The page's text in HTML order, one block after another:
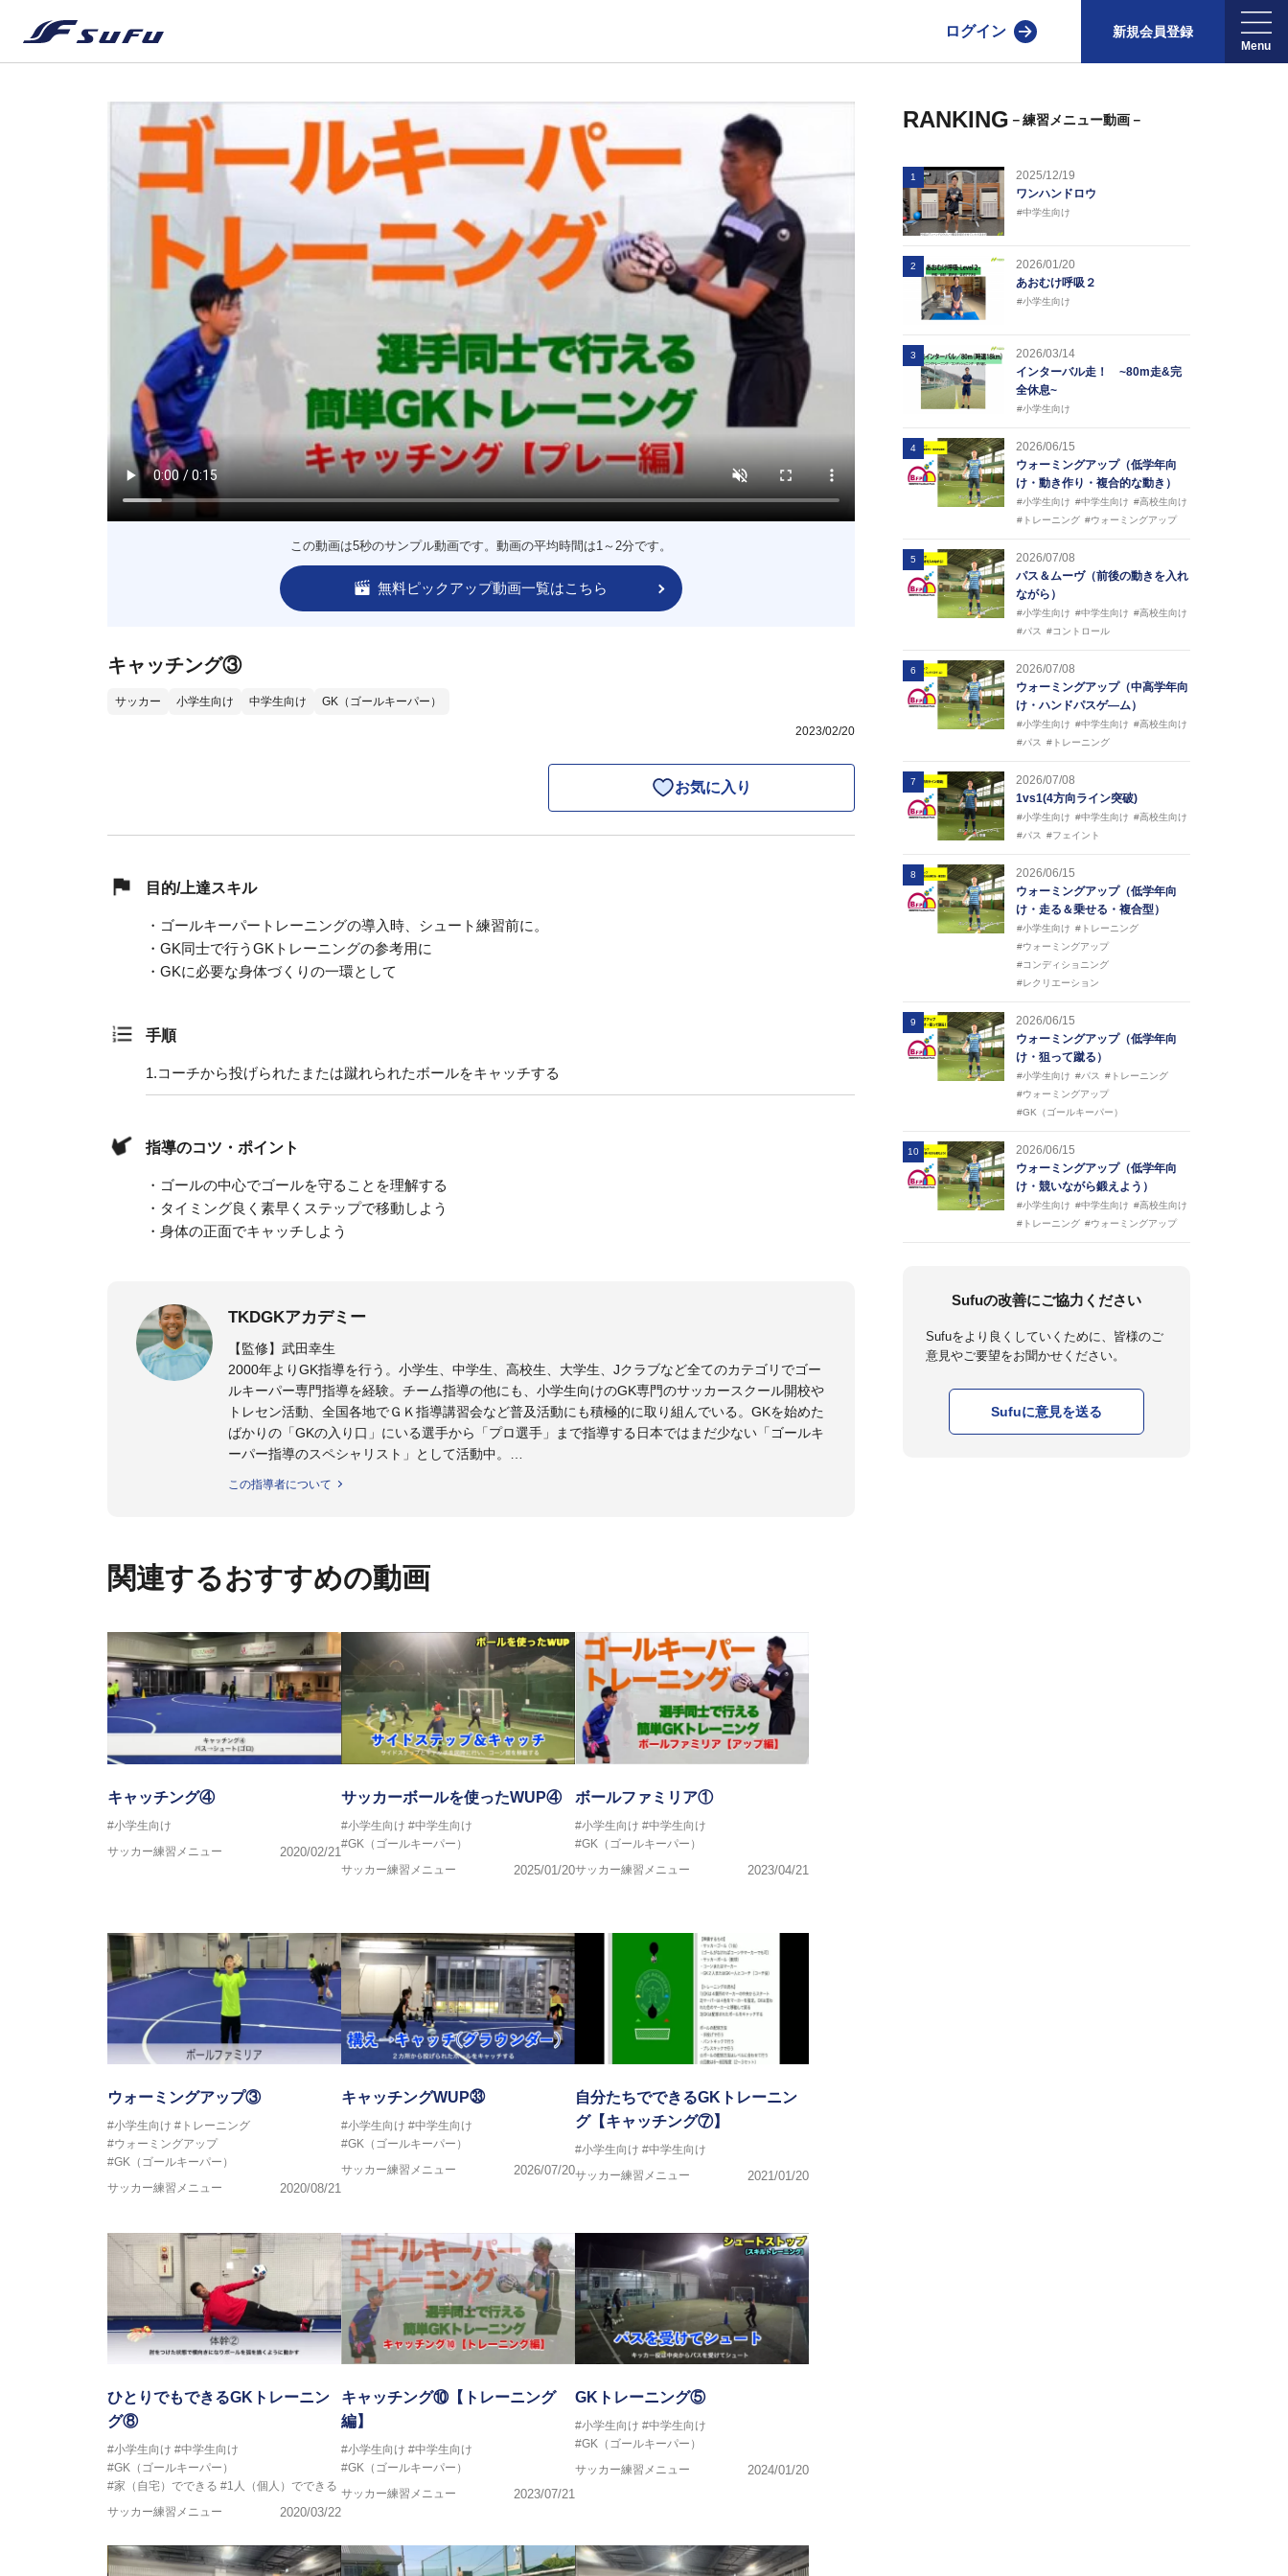
ログイン 新規会員登録
この動画は5秒のサンプル動画です。動画の平均時間は1～2分です。
無料ピックアップ動画一覧はこちら
キャッチング③
サッカー 小学生向け 中学生向け GK（ゴールキーパー）
2023/02/20
お気に入り
目的/上達スキル
・ゴールキーパートレーニングの導入時、シュート練習前に。
・GK同士で行うGKトレーニングの参考用に
・GKに必要な身体づくりの一環として
手順
1.コーチから投げられたまたは蹴れられたボールをキャッチする
指導のコツ・ポイント
・ゴールの中心でゴールを守ることを理解する
・タイミング良く素早くステップで移動しよう
・身体の正面でキャッチしよう
TKDGKアカデミー
【監修】武田幸生
2000年よりGK指導を行う。小学生、中学生、高校生、大学生、Jクラブなど全てのカテゴリでゴー
ルキーパー専門指導を経験。チーム指導の他にも、小学生向けのGK専門のサッカースクール開校や
トレセン活動、全国各地でＧＫ指導講習会など普及活動にも積極的に取り組んでいる。GKを始めた
ばかりの「GKの入り口」にいる選手から「プロ選手」まで指導する日本ではまだ少ない「ゴールキ
ーパー指導のスペシャリスト」として活動中。
この指導者について
関連するおすすめの動画
キャッチング④
#小学生向け
サッカー練習メニュー
2020/02/21
サッカーボールを使ったWUP④
#小学生向け #中学生向け
#GK（ゴールキーパー）
サッカー練習メニュー
2025/01/20
ボールファミリア①
#小学生向け #中学生向け
#GK（ゴールキーパー）
サッカー練習メニュー
2023/04/21
ウォーミングアップ③
#小学生向け #トレーニング
#ウォーミングアップ
#GK（ゴールキーパー）
サッカー練習メニュー
2020/08/21
キャッチングWUP㉝
#小学生向け #中学生向け
#GK（ゴールキーパー）
サッカー練習メニュー
2026/07/20
自分たちでできるGKトレーニン
グ【キャッチング⑦】
#小学生向け #中学生向け
サッカー練習メニュー
2021/01/20
ひとりでもできるGKトレーニン
グ⑧
#小学生向け #中学生向け
#GK（ゴールキーパー）
#家（自宅）でできる #1人（個人）でできる
サッカー練習メニュー
2020/03/22
キャッチング⑩【トレーニング
編】
#小学生向け #中学生向け
#GK（ゴールキーパー）
サッカー練習メニュー
2023/07/21
GKトレーニング⑤
#小学生向け #中学生向け
#GK（ゴールキーパー）
サッカー練習メニュー
2024/01/20
RANKING －練習メニュー動画－
1
2025/12/19
ワンハンドロウ
#中学生向け
2
2026/01/20
あおむけ呼吸２
#小学生向け
3
2026/03/14
インターバル走！ ~80m走&完
全休息~
#小学生向け
4
2026/06/15
ウォーミングアップ（低学年向
け・動き作り・複合的な動き）
#小学生向け #中学生向け #高校生向け
#トレーニング #ウォーミングアップ
5
2026/07/08
パス＆ムーヴ（前後の動きを入れ
ながら）
#小学生向け #中学生向け #高校生向け
#パス
#コントロール
6
2026/07/08
ウォーミングアップ（中高学年向
け・ハンドパスゲ―ム）
#小学生向け #中学生向け #高校生向け
#パス
#トレーニング
7
2026/07/08
1vs1(4方向ライン突破)
#小学生向け #中学生向け #高校生向け
#パス
#フェイント
8
2026/06/15
ウォーミングアップ（低学年向
け・走る＆乗せる・複合型）
#小学生向け #トレーニング
#ウォーミングアップ
#コンディショニング
#レクリエーション
9
2026/06/15
ウォーミングアップ（低学年向
け・狙って蹴る）
#小学生向け #パス
#トレーニング
#ウォーミングアップ
#GK（ゴールキーパー）
10
2026/06/15
ウォーミングアップ（低学年向
け・競いながら鍛えよう）
#小学生向け #中学生向け #高校生向け
#トレーニング #ウォーミングアップ
Sufuの改善にご協力ください
Sufuをより良くしていくために、皆様のご
意見やご要望をお聞かせください。
Sufuに意見を送る